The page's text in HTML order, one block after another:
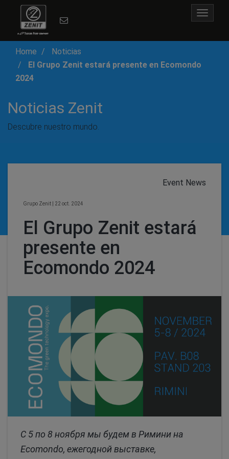
Toggle
Home
Noticias
El Grupo Zenit estará presente en Ecomondo
2024
Noticias Zenit
Descubre nuestro mundo.
Event News
Grupo Zenit 22 oct. 2024
El Grupo Zenit estará
presente en
Ecomondo 2024
С 5 по 8 ноября мы будем в Римини на
Ecomondo, ежегодной выставке,